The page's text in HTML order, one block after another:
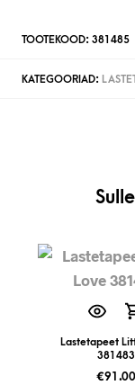
TOOTEKOOD: 381485
KATEGOORIAD:
Lastetapeet
381483
€91.00